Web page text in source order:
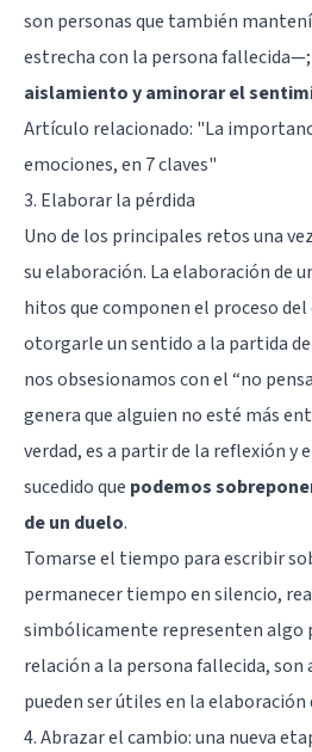
son personas que también
estrecha con la persona fallecida—;
aislamiento y aminorar el
Artículo relacionado: "La
emociones, en 7 claves"
3. Elaborar la pérdida
Uno de los principales retos una
su elaboración. La elaboración de
hitos que componen el proceso
otorgarle un sentido a la partida
nos obsesionamos con el “no
genera que alguien no esté más
verdad, es a partir de la reflexión y
sucedido que podemos
de un duelo.
Tomarse el tiempo para escribir
permanecer tiempo en silencio,
simbólicamente representen algo
relación a la persona fallecida, son
pueden ser útiles en la elaboración
4. Abrazar el cambio: una nueva